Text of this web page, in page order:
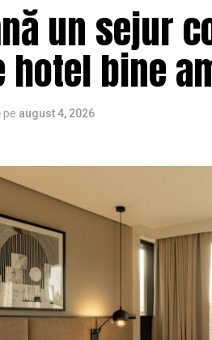
un sejur
hotel bine
pe august 4, 2026